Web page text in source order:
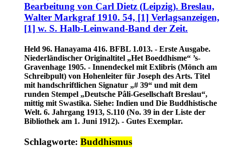
Bearbeitung von Carl Dietz (Leipzig). Breslau,
Walter Markgraf 1910. 54, [1] Verlagsanzeigen,
[1] w. S. Halb-Leinwand-Band der Zeit.
Held 96. Hanayama 416. BFBL 1.013. - Erste Ausgabe.
Niederländischer Originaltitel „Het Boeddhisme“ ’s-
Gravenhage 1905. - Innendeckel mit Exlibris (Mönch am
Schreibpult) von Hohenleiter für Joseph des Arts. Titel
mit handschriftlichen Signatur „# 39“ und mit dem
runden Stempel „Deutsche Pâli-Gesellschaft Breslau“,
mittig mit Swastika. Siehe: Indien und Die Buddhistische
Welt. 6. Jahrgang 1913, S.110 (No. 39 in der Liste der
Bibliothek am 1. Juni 1912). - Gutes Exemplar.
Schlagworte: Buddhismus